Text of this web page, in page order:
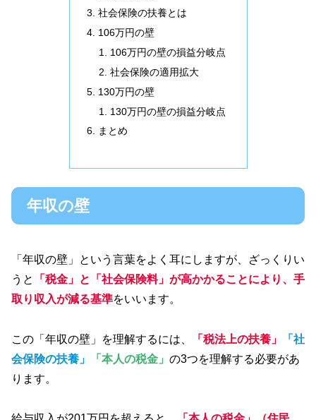
社会保険の扶養とは
106万円の壁
106万円の壁の損益分岐点
社会保険の適用拡大
130万円の壁
130万円の壁の損益分岐点
まとめ
年収の壁
「年収の壁」という言葉をよく耳にしますが、ざっくりい
うと
「税金」と「社会保険料」が高かかることにより、手
取り収入が減る基準をいいます。
この「年収の壁」を理解するには、 「税法上の扶養」
「社
会保険の扶養」
「本人の税金」 の3つを理解する必要があ
ります。